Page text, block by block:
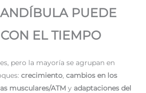
PUEDE
EL TIEMPO
pero la mayoría se agrupan en
crecimiento, cambios en los
musculares/ATM y adaptaciones del